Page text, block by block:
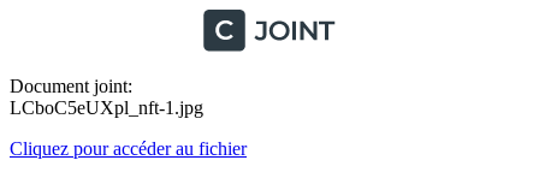
Document joint:
LCboC5eUXpl_nft-1.jpg
Cliquez pour accéder au fichier